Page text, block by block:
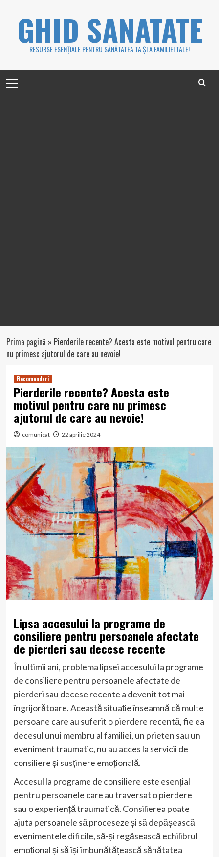
GHID SANATATE
RESURSE ESENȚIALE PENTRU SĂNĂTATEA TA ȘI A FAMILIEI TALE!
Menu
Prima pagină » Pierderile recente? Acesta este motivul pentru care
nu primesc ajutorul de care au nevoie!
Recomandari
Pierderile recente? Acesta este
motivul pentru care nu primesc
ajutorul de care au nevoie!
comunicat 22 aprilie 2024
Lipsa accesului la programe de
consiliere pentru persoanele afectate
de pierderi sau decese recente
În ultimii ani, problema lipsei accesului la programe
de consiliere pentru persoanele afectate de
pierderi sau decese recente a devenit tot mai
îngrijorătoare. Această situație înseamnă că multe
persoane care au suferit o pierdere recentă, fie ea
decesul unui membru al familiei, un prieten sau un
eveniment traumatic, nu au acces la servicii de
consiliere și susținere emoțională.
Accesul la programe de consiliere este esențial
pentru persoanele care au traversat o pierdere
sau o experiență traumatică. Consilierea poate
ajuta persoanele să proceseze și să depășească
evenimentele dificile, să-și regăsească echilibrul
emoțional și să își îmbunătățească sănătatea